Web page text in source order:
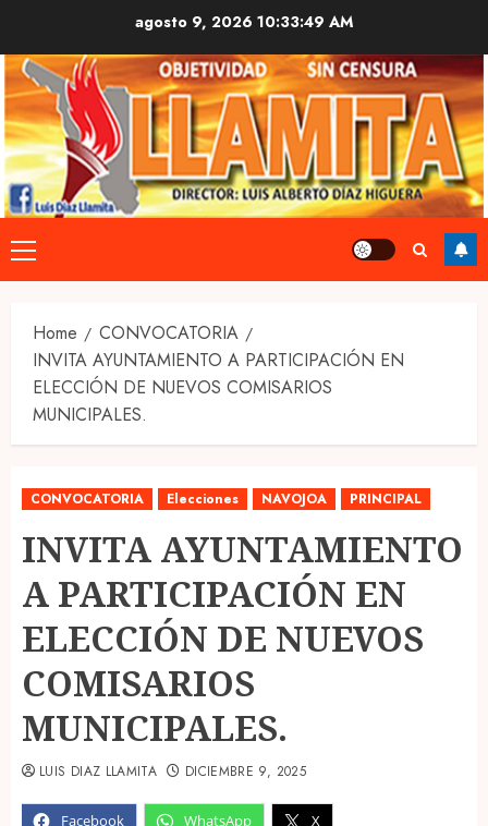
content
agosto 9, 2026 10:33:50 AM
Primary
Menu
Home
CONVOCATORIA
INVITA AYUNTAMIENTO A PARTICIPACIÓN EN
ELECCIÓN DE NUEVOS COMISARIOS
MUNICIPALES.
CONVOCATORIA Elecciones NAVOJOA PRINCIPAL
INVITA AYUNTAMIENTO
A PARTICIPACIÓN EN
ELECCIÓN DE NUEVOS
COMISARIOS
MUNICIPALES.
Facebook WhatsApp X
LUIS DIAZ LLAMITA DICIEMBRE 9, 2025